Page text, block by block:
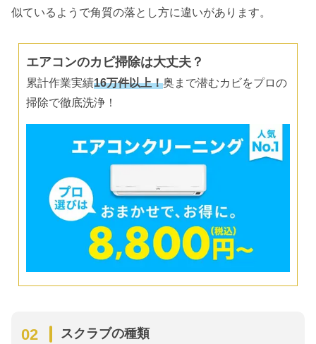
似ているようで角質の落とし方に違いがあります。
エアコンのカビ掃除は大丈夫？
累計作業実績16万件以上！奥まで潜むカビをプロの
掃除で徹底洗浄！
スクラブの種類